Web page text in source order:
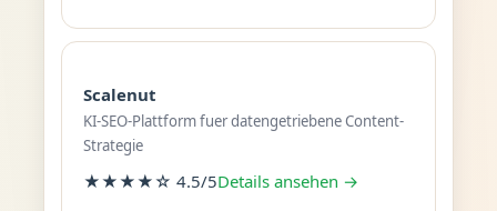
Scalenut
KI-SEO-Plattform fuer datengetriebene Content-
Strategie
★★★★☆ 4.5/5Details ansehen →